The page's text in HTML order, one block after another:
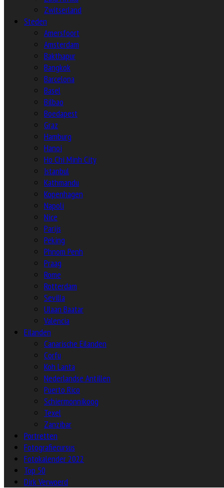
Zwitserland
Steden
Amersfoort
Amsterdam
Bakthapur
Bangkok
Barcelona
Basel
Bilbao
Boedapest
Graz
Hamburg
Hanoi
Ho Chi Minh City
Istanbul
Kathmandu
Kopenhagen
Napoli
Nice
Parijs
Peking
Phnom Penh
Praag
Rome
Rotterdam
Sevilla
Ulaan Baatar
Valencia
Eilanden
Canarische Eilanden
Corfu
Koh Lanta
Nederlandse Antillen
Puerto Rico
Schiermonnikoog
Texel
Zanzibar
Portretten
Fotografiecursus
Fotokalender 2022
Top 50
Dirk Verwoerd